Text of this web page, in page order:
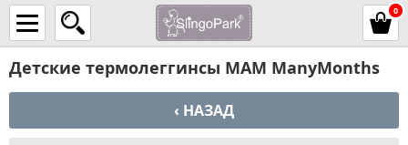
0
Детские термолеггинсы MAM ManyMonths
‹ НАЗАД